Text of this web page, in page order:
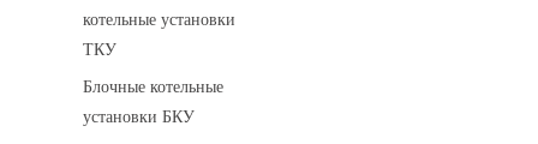
котельные установки
ТКУ
Блочные котельные
установки БКУ